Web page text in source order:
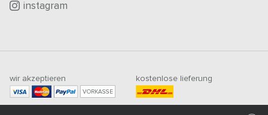
instagram
wir akzeptieren
VORKASSE
kostenlose lieferung
mindestbestellwert